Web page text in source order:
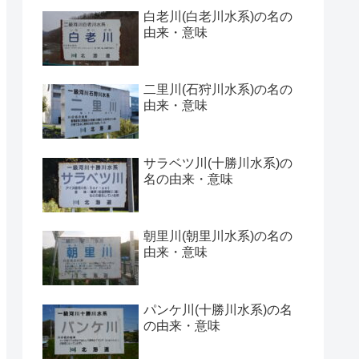
白老川(白老川水系)の名の
由来・意味
二里川(石狩川水系)の名の
由来・意味
サラベツ川(十勝川水系)の
名の由来・意味
朝里川(朝里川水系)の名の
由来・意味
パンケ川(十勝川水系)の名
の由来・意味